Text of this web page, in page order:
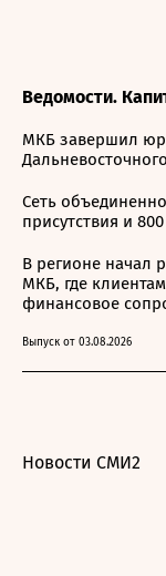
Ведомости.
МКБ завершил
Сеть
присутствия и
В регионе начал
МКБ, где
финансовое
Выпуск от 03.08.2026
Новости СМИ2